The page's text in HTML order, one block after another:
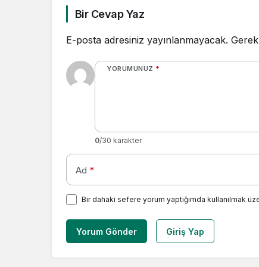
Bir Cevap Yaz
E-posta adresiniz yayınlanmayacak.
YORUMUNUZ *
0/30 karakter
Ad *
Bir dahaki sefere yorum yaptığımda kullanılmak
Yorum Gönder Giriş Yap